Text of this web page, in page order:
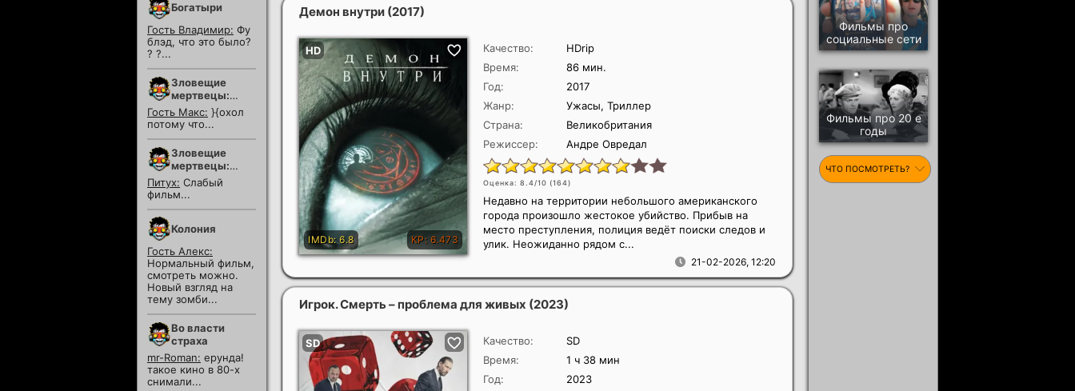
Демон внутри (2017)
Качество:
HDrip
Время:
86 мин.
Год:
2017
Жанр:
Ужасы, Триллер
Страна:
Великобритания
Режиссер:
Андре Овредал
Оценка: 8.4/10 (164)
21-02-2026, 12:20
Недавно на территории небольшого американского
города произошло жестокое убийство. Прибыв на
место преступления, полиция ведёт поиски следов и
улик. Неожиданно рядом с...
Игрок. Смерть – проблема для живых (2023)
Качество:
SD
Время:
1 ч 38 мин
Год:
2023
Богатыри
Гость Владимир: Фу
блэд, что это было?
? ?...
Зловещие
мертвецы:
Пекло
Гость Макс: }{охол
потому что...
Зловещие
мертвецы:
Пекло
Питух: Слабый
фильм...
Колония
Гость Алекс:
Нормальный фильм,
смотреть можно.
Новый взгляд на
тему зомби...
Во власти
страха
mr-Roman: ерунда!
такое кино в 80-х
снимали...
Фильмы про
социальные сети
Фильмы про 20 е
годы
ЧТО ПОСМОТРЕТЬ?